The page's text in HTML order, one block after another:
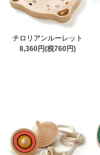
チロリアンルーレット
8,360円(税760円)